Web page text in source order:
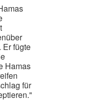
Er fügte
Hamas
für